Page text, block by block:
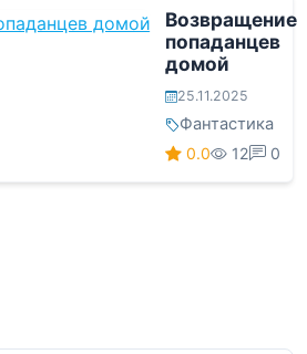
Возвращение
попаданцев
домой
25.11.2025
Фантастика
0.0 12 0